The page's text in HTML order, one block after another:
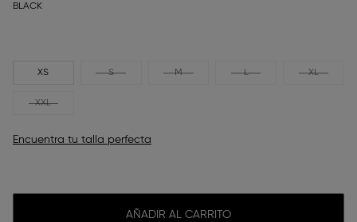
BLACK
XS S M L XL
XXL
Encuentra tu talla perfecta
AÑADIR AL CARRITO